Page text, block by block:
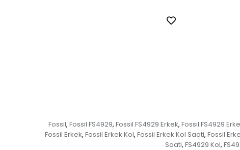
Fossil, Fossil FS4929, Fossil FS4929 Erkek, Fossil FS4929
Fossil Erkek, Fossil Erkek Kol, Fossil Erkek Kol Saati, Fossil
Saati, FS4929 Kol,